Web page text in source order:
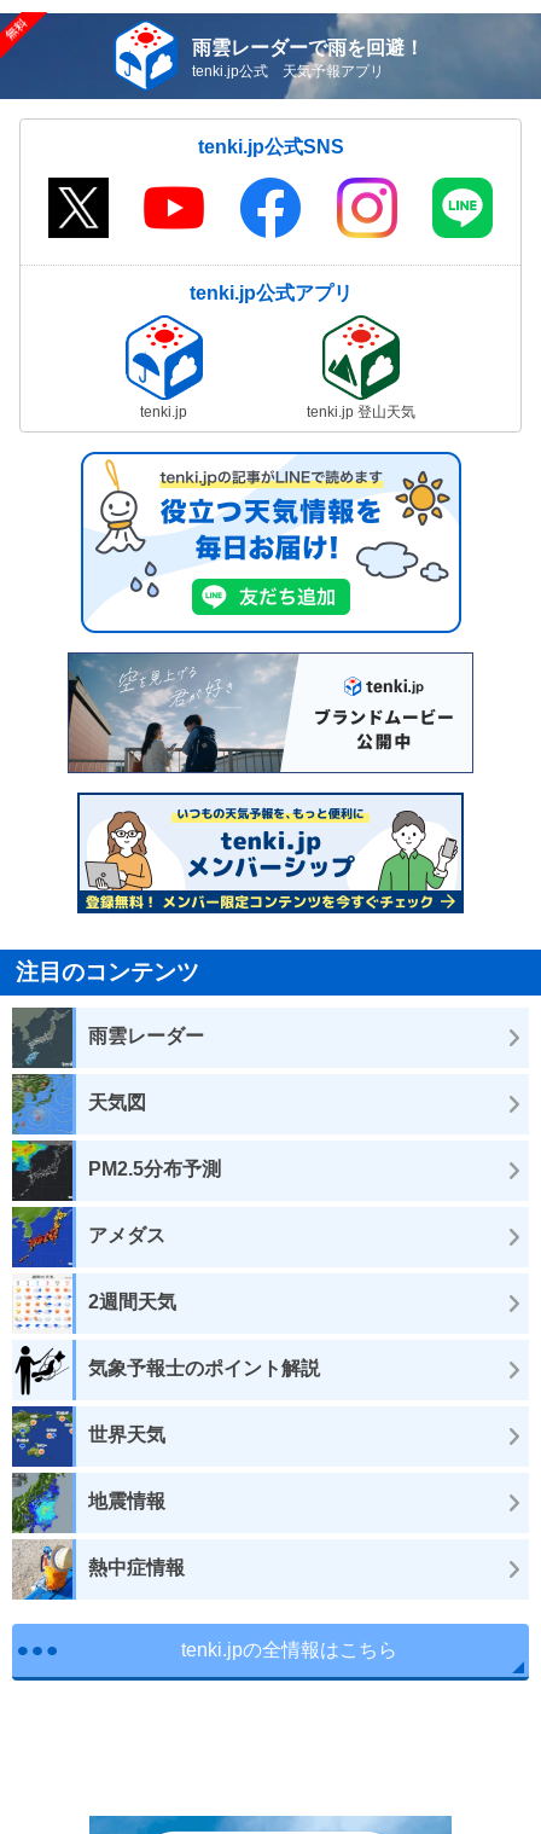
雨雲レーダーで雨を回避！
tenki.jp公式 天気予報アプリ
tenki.jp公式SNS
tenki.jp公式アプリ
tenki.jp tenki.jp 登山天気
注目のコンテンツ
雨雲レーダー
天気図
PM2.5分布予測
アメダス
2週間天気
気象予報士のポイント解説
世界天気
地震情報
熱中症情報
tenki.jpの全情報はこちら